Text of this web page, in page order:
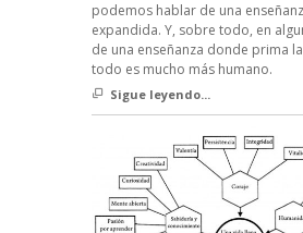
podemos hablar de una
expandida. Y, sobre todo, en
de una enseñanza donde prima
todo es mucho más humano.
Sigue leyendo...